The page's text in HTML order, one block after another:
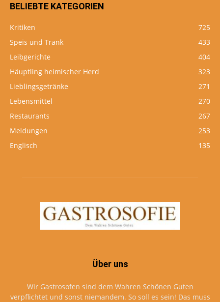
BELIEBTE KATEGORIEN
Kritiken
725
Speis und Trank
433
Leibgerichte
404
Häuptling heimischer Herd
323
Lieblingsgetränke
271
Lebensmittel
270
Restaurants
267
Meldungen
253
Englisch
135
Über uns
Wir Gastrosofen sind dem Wahren Schönen Guten
verpflichtet und sonst niemandem. So soll es sein! Das muss